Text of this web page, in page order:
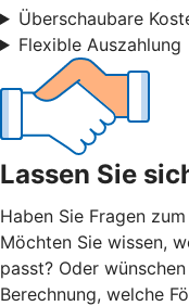
Überschaubare
Flexible Auszahlung
Lassen Sie
Haben Sie Fragen
Möchten Sie wissen,
passt? Oder
Berechnung, welche